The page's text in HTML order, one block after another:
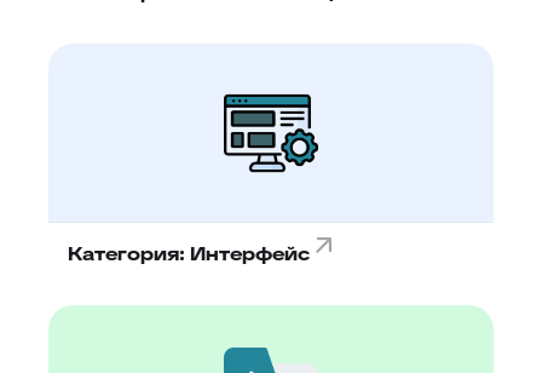
Категория: Интерфейс